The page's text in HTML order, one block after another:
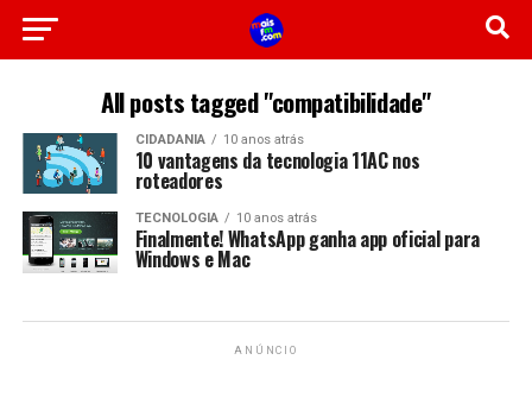
All posts tagged "compatibilidade"
CIDADANIA 10 anos atrás
10 vantagens da tecnologia 11AC nos
roteadores
TECNOLOGIA 10 anos atrás
Finalmente! WhatsApp ganha app oficial para
Windows e Mac
ANÚNCIO